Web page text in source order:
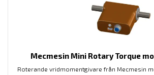
Mecmesin Mini Rotary Torque
Roterande vridmomentgivare från Mecmesin